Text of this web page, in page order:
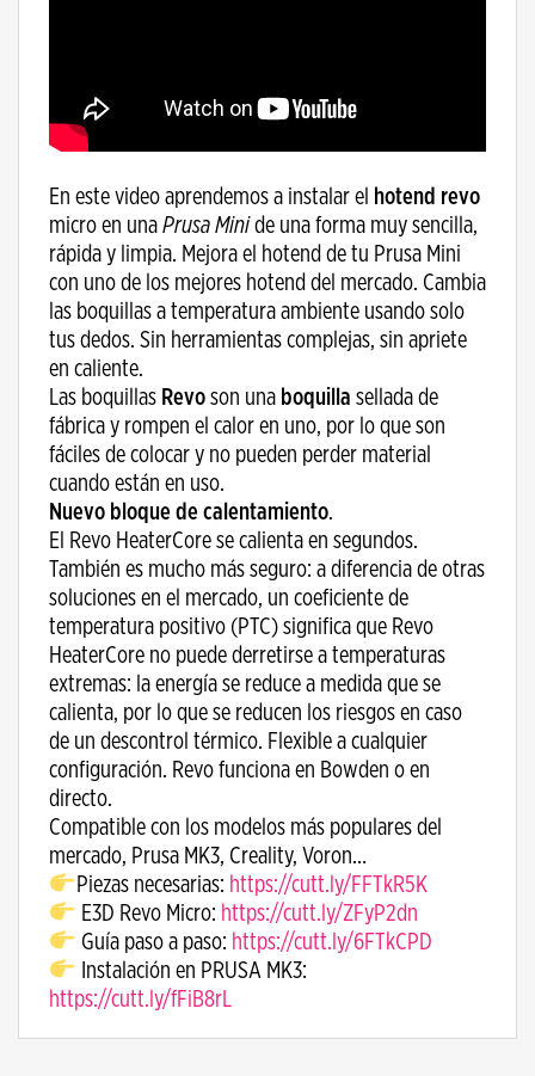
En este video aprendemos a instalar el hotend revo
micro en una Prusa Minide una forma muy sencilla,
rápida y limpia. Mejora el hotend de tu Prusa Mini
con uno de los mejores hotend del mercado. Cambia
las boquillas a temperatura ambiente usando solo
tus dedos. Sin herramientas complejas, sin apriete
en caliente.
Las boquillas Revo son una boquilla sellada de
fábrica y rompen el calor en uno, por lo que son
fáciles de colocar y no pueden perder material
cuando están en uso.
Nuevo bloque de calentamiento.
El Revo HeaterCore se calienta en segundos.
También es mucho más seguro: a diferencia de otras
soluciones en el mercado, un coeficiente de
temperatura positivo (PTC) significa que Revo
HeaterCore no puede derretirse a temperaturas
extremas: la energía se reduce a medida que se
calienta, por lo que se reducen los riesgos en caso
de un descontrol térmico. Flexible a cualquier
configuración. Revo funciona en Bowden o en
directo.
Compatible con los modelos más populares del
mercado, Prusa MK3, Creality, Voron…
Piezas necesarias: https://cutt.ly/FFTkR5K
E3D Revo Micro: https://cutt.ly/ZFyP2dn
Guía paso a paso: https://cutt.ly/6FTkCPD
Instalación en PRUSA MK3:
https://cutt.ly/fFiB8rL